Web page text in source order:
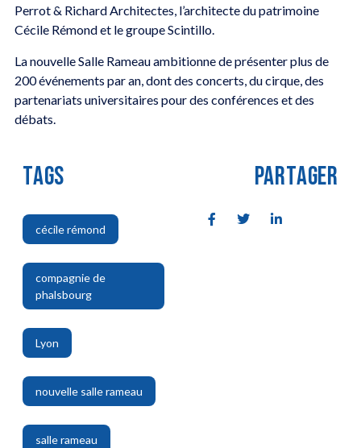
Perrot & Richard Architectes, l’architecte du patrimoine
Cécile Rémond et le groupe Scintillo.
La nouvelle Salle Rameau ambitionne de présenter plus de
200 événements par an, dont des concerts, du cirque, des
partenariats universitaires pour des conférences et des
débats.
TAGS
cécile rémond
,
compagnie de
phalsbourg
,
Lyon
,
nouvelle salle rameau
,
salle rameau
PARTAGER